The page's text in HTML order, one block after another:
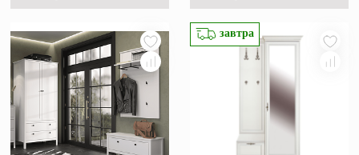
завтра